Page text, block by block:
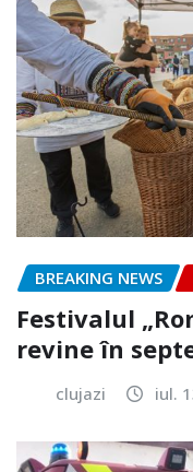
BREAKING NEWS
Festivalul
revine în
clujazi iul.